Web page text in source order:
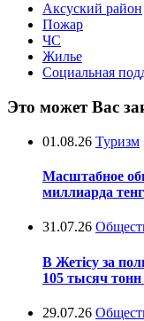
Аксуский район
Пожар
ЧС
Жилье
Социальная
Это может Вас
01.08.26 Туризм
Масштабное
миллиарда
31.07.26
В Жетісу за
105 тысяч
29.07.26